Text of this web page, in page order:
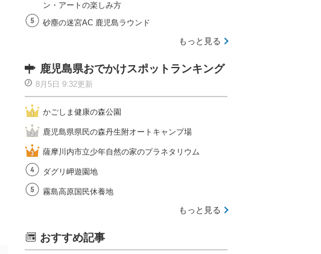
ン・アートの楽しみ方
砂塵の迷宮AC 鹿児島ラウンド
もっと見る
鹿児島県おでかけスポットランキング
8月5日 9:32更新
かごしま健康の森公園
鹿児島県県民の森丹生附オートキャンプ場
薩摩川内市立少年自然の家のプラネタリウム
ダグリ岬遊園地
霧島高原国民休養地
もっと見る
おすすめ記事